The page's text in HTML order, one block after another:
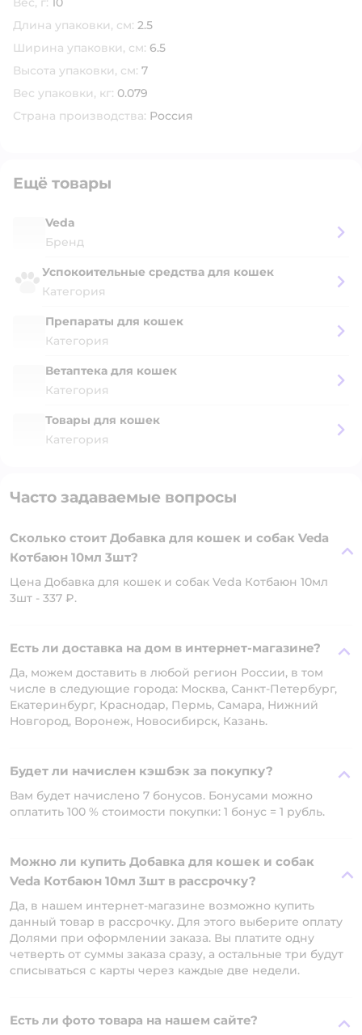
Длина упаковки, см: 2.5
Ширина упаковки, см: 6.5
Высота упаковки, см: 7
Вес упаковки, кг: 0.079
Страна производства: Россия
Ещё товары
Veda
Бренд
Успокоительные средства для кошек
Категория
Препараты для кошек
Категория
Ветаптека для кошек
Категория
Товары для кошек
Категория
Часто задаваемые вопросы
Сколько стоит Добавка для кошек и собак Veda
Котбаюн 10мл 3шт?
Цена Добавка для кошек и собак Veda Котбаюн 10мл
3шт - 337 ₽.
Есть ли доставка на дом в интернет-магазине?
Да, можем доставить в любой регион России, в том
числе в следующие города: Москва, Санкт-Петербург,
Екатеринбург, Краснодар, Пермь, Самара, Нижний
Новгород, Воронеж, Новосибирск, Казань.
Будет ли начислен кэшбэк за покупку?
Вам будет начислено 7 бонусов. Бонусами можно
оплатить 100 % стоимости покупки: 1 бонус = 1 рубль.
Можно ли купить Добавка для кошек и собак
Veda Котбаюн 10мл 3шт в рассрочку?
Да, в нашем интернет-магазине возможно купить
данный товар в рассрочку. Для этого выберите оплату
Долями при оформлении заказа. Вы платите одну
четверть от суммы заказа сразу, а остальные три будут
списываться с карты через каждые две недели.
Есть ли фото товара на нашем сайте?